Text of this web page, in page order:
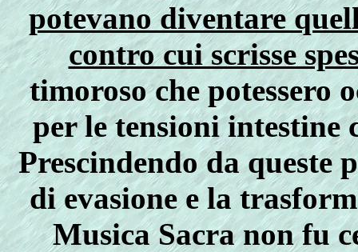
potevano diventare
contro cui scrisse
timoroso che potessero
per le tensioni intestine
Prescindendo da queste
di evasione e la
Musica Sacra non fu